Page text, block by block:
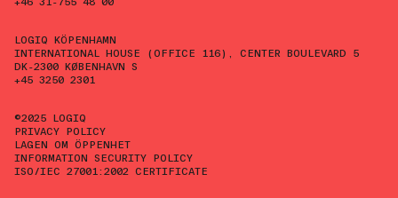
LOGIQ KÖPENHAMN
INTERNATIONAL HOUSE (OFFICE 116), CENTER BOULEVARD 5
DK-2300 KØBENHAVN S
+45 3250 2301
©2025 LOGIQ
PRIVACY POLICY
LAGEN OM ÖPPENHET
INFORMATION SECURITY POLICY
ISO/IEC 27001:2002 CERTIFICATE